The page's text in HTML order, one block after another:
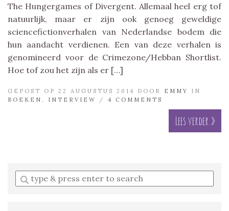
The Hungergames of Divergent. Allemaal heel erg tof
natuurlijk, maar er zijn ook genoeg geweldige
sciencefictionverhalen van Nederlandse bodem die
hun aandacht verdienen. Een van deze verhalen is
genomineerd voor de Crimezone/Hebban Shortlist.
Hoe tof zou het zijn als er […]
GEPOST OP 22 AUGUSTUS 2014 DOOR EMMY
IN
BOEKEN
INTERVIEW / 4 COMMENTS
Lees verder »
Enter
a